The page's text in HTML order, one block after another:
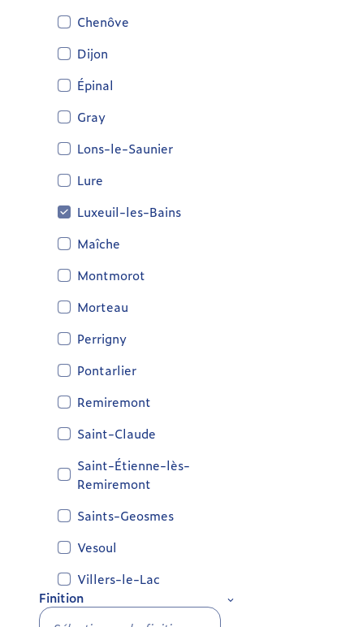
Chenôve
Dijon
Épinal
Gray
Lons-le-Saunier
Lure
Luxeuil-les-Bains
Maîche
Montmorot
Morteau
Perrigny
Pontarlier
Remiremont
Saint-Claude
Saint-Étienne-lès-
Remiremont
Saints-Geosmes
Vesoul
Villers-le-Lac
Finition